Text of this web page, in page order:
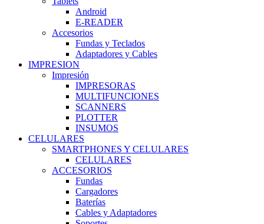
Android
E-READER
Accesorios
Fundas y Teclados
Adaptadores y Cables
IMPRESION
Impresión
IMPRESORAS
MULTIFUNCIONES
SCANNERS
PLOTTER
INSUMOS
CELULARES
SMARTPHONES Y CELULARES
CELULARES
ACCESORIOS
Fundas
Cargadores
Baterías
Cables y Adaptadores